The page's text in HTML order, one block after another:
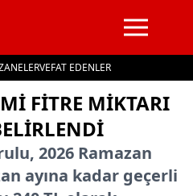
VEFAT EDENLER
FITRE MIKTARI
2026 Ramazan
ayına kadar geçerli